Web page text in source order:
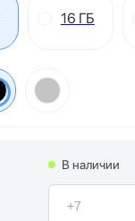
16 ГБ
В наличии